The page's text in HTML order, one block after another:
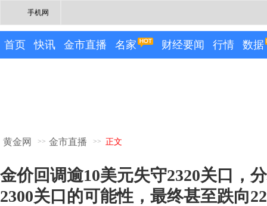
手机网
首页 快讯 金市直播 名家 财经要闻 行情 数据
黄金网 >> 金市直播 >> 正文
金价回调逾10美元失守2320关口，
2300关口的可能性，最终甚至跌向